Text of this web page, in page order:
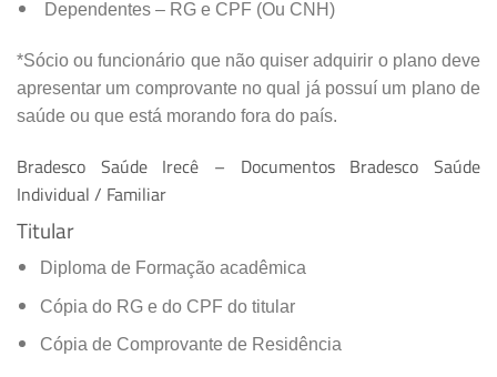
Dependentes – RG e CPF (Ou CNH)
*Sócio ou funcionário que não quiser adquirir o plano deve
apresentar um comprovante no qual já possuí um plano de
saúde ou que está morando fora do país.
Bradesco Saúde Irecê – Documentos Bradesco Saúde
Individual / Familiar
Titular
Diploma de Formação acadêmica
Cópia do RG e do CPF do titular
Cópia de Comprovante de Residência